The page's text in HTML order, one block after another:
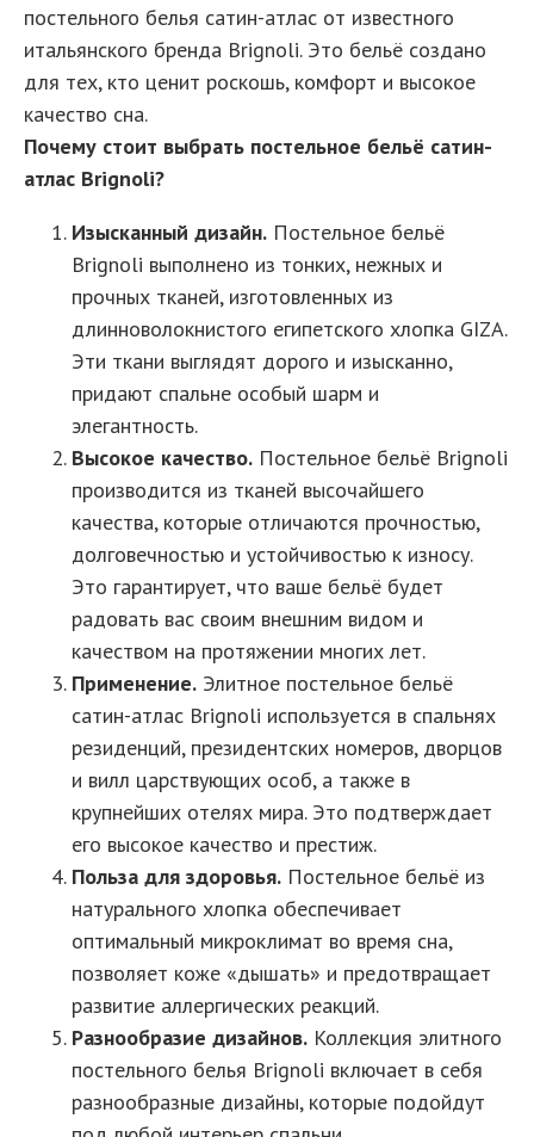
постельного белья сатин-атлас от известного
итальянского бренда Brignoli. Это бельё создано
для тех, кто ценит роскошь, комфорт и высокое
качество сна.
Почему стоит выбрать постельное бельё сатин-
атлас Brignoli?
Изысканный дизайн. Постельное бельё
Brignoli выполнено из тонких, нежных и
прочных тканей, изготовленных из
длинноволокнистого египетского хлопка GIZA.
Эти ткани выглядят дорого и изысканно,
придают спальне особый шарм и
элегантность.
Высокое качество. Постельное бельё Brignoli
производится из тканей высочайшего
качества, которые отличаются прочностью,
долговечностью и устойчивостью к износу.
Это гарантирует, что ваше бельё будет
радовать вас своим внешним видом и
качеством на протяжении многих лет.
Применение. Элитное постельное бельё
сатин-атлас Brignoli используется в спальнях
резиденций, президентских номеров, дворцов
и вилл царствующих особ, а также в
крупнейших отелях мира. Это подтверждает
его высокое качество и престиж.
Польза для здоровья. Постельное бельё из
натурального хлопка обеспечивает
оптимальный микроклимат во время сна,
позволяет коже «дышать» и предотвращает
развитие аллергических реакций.
Разнообразие дизайнов. Коллекция элитного
постельного белья Brignoli включает в себя
разнообразные дизайны, которые подойдут